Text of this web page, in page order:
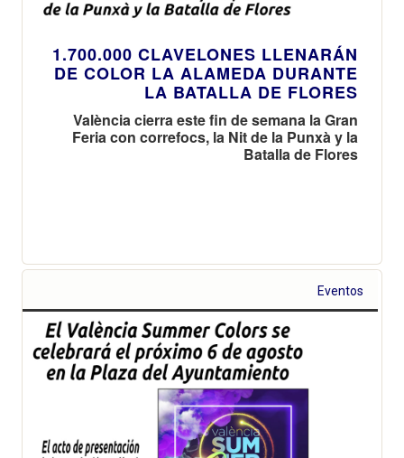
1.700.000 CLAVELONES LLENARÁN
DE COLOR LA ALAMEDA DURANTE
LA BATALLA DE FLORES
València cierra este fin de semana la Gran
Feria con correfocs, la Nit de la Punxà y la
Batalla de Flores
Eventos